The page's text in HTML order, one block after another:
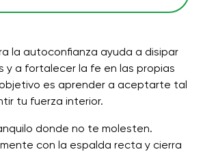
la autoconfianza ayuda a disipar
y a fortalecer la fe en las propias
es aprender a aceptarte tal
tu fuerza interior.
donde no te molesten.
con la espalda recta y cierra